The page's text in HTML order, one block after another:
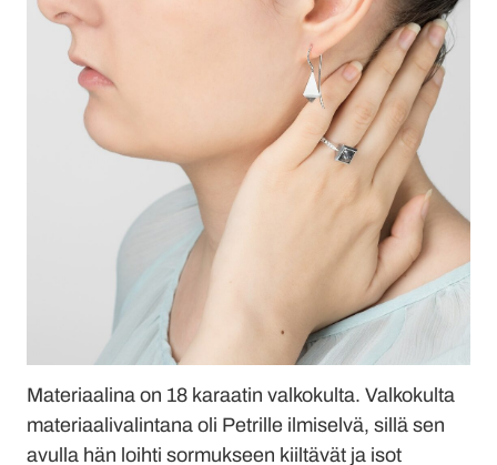
Materiaalina on 18 karaatin valkokulta. Valkokulta
materiaalivalintana oli Petrille ilmiselvä, sillä sen
avulla hän loihti sormukseen kiiltävät ja isot